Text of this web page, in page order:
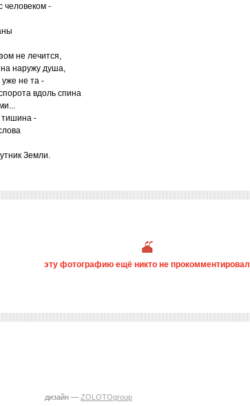
человеком -
не лечится,
наружу душа,
не та -
вдоль спина
тишина -
Земли.
эту фотографию ещё никто не прокомментировал
дизайн — ZOLOTOgroup